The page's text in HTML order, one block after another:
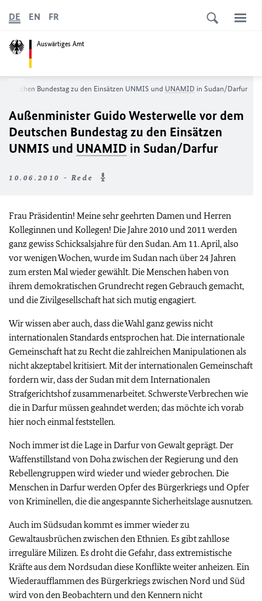
Auswärtiges Amt
DE EN FR
Bundestag zu den Einsätzen UNMIS und UNAMID in Sudan/Darfur
Außenminister Guido Westerwelle vor dem
Deutschen Bundestag zu den Einsätzen
UNMIS und UNAMID in Sudan/Darfur
10.06.2010 - Rede
Frau Präsidentin! Meine sehr geehrten Damen und Herren
Kolleginnen und Kollegen! Die Jahre 2010 und 2011 werden
ganz gewiss Schicksalsjahre für den Sudan. Am 11. April, also
vor wenigen Wochen, wurde im Sudan nach über 24 Jahren
zum ersten Mal wieder gewählt. Die Menschen haben von
ihrem demokratischen Grundrecht regen Gebrauch gemacht,
und die Zivilgesellschaft hat sich mutig engagiert.
Wir wissen aber auch, dass die Wahl ganz gewiss nicht
internationalen Standards entsprochen hat. Die internationale
Gemeinschaft hat zu Recht die zahlreichen Manipulationen als
nicht akzeptabel kritisiert. Mit der internationalen Gemeinschaft
fordern wir, dass der Sudan mit dem Internationalen
Strafgerichtshof zusammenarbeitet. Schwerste Verbrechen wie
die in Darfur müssen geahndet werden; das möchte ich vorab
hier noch einmal feststellen.
Noch immer ist die Lage in Darfur von Gewalt geprägt. Der
Waffenstillstand von Doha zwischen der Regierung und den
Rebellengruppen wird wieder und wieder gebrochen. Die
Menschen in Darfur werden Opfer des Bürgerkriegs und Opfer
von Kriminellen, die die angespannte Sicherheitslage ausnutzen.
Auch im Südsudan kommt es immer wieder zu
Gewaltausbrüchen zwischen den Ethnien. Es gibt zahllose
irreguläre Milizen. Es droht die Gefahr, dass extremistische
Kräfte aus dem Nordsudan diese Konflikte weiter anheizen. Ein
Wiederaufflammen des Bürgerkriegs zwischen Nord und Süd
wird von den Beobachtern und den Kennern nicht